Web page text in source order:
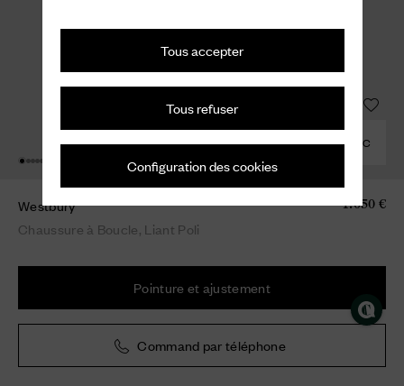
Tous accepter
Tous refuser
Configuration des cookies
COMBINER AVEC
Westbury
Chaussure à Boucle, Liant Poli
1.050 €
Pointure et ajustement
Command par téléphone